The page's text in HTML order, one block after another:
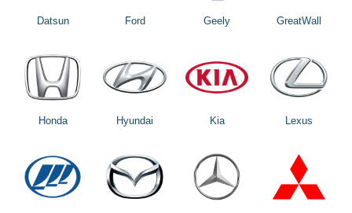
Datsun Ford Geely GreatWall
Honda Hyundai Kia Lexus